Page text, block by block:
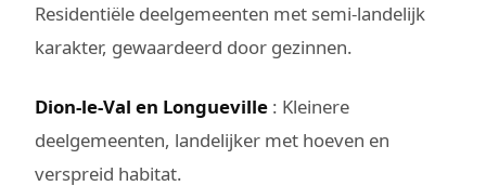
Residentiële deelgemeenten met semi-landelijk
karakter, gewaardeerd door gezinnen.
Dion-le-Val en Longueville : Kleinere
deelgemeenten, landelijker met hoeven en
verspreid habitat.